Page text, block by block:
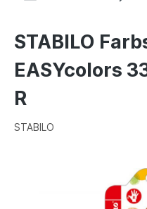
STABILO
EASYcolors
R
STABILO